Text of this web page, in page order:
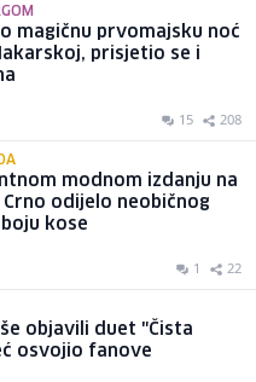
magičnu prvomajsku noć
prisjetio se i
15 208
modnom izdanju na
odijelo neobičnog
kose
1 22
objavili duet "Čista
osvojio fanove